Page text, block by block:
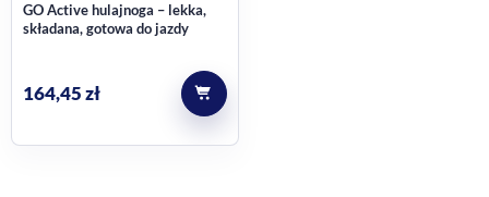
GO Active hulajnoga – lekka,
składana, gotowa do jazdy
164,45zł